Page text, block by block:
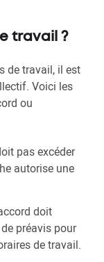
travail ?
de travail, il est
Voici les
ou
pas excéder
autorise une
doit
préavis pour
de travail.